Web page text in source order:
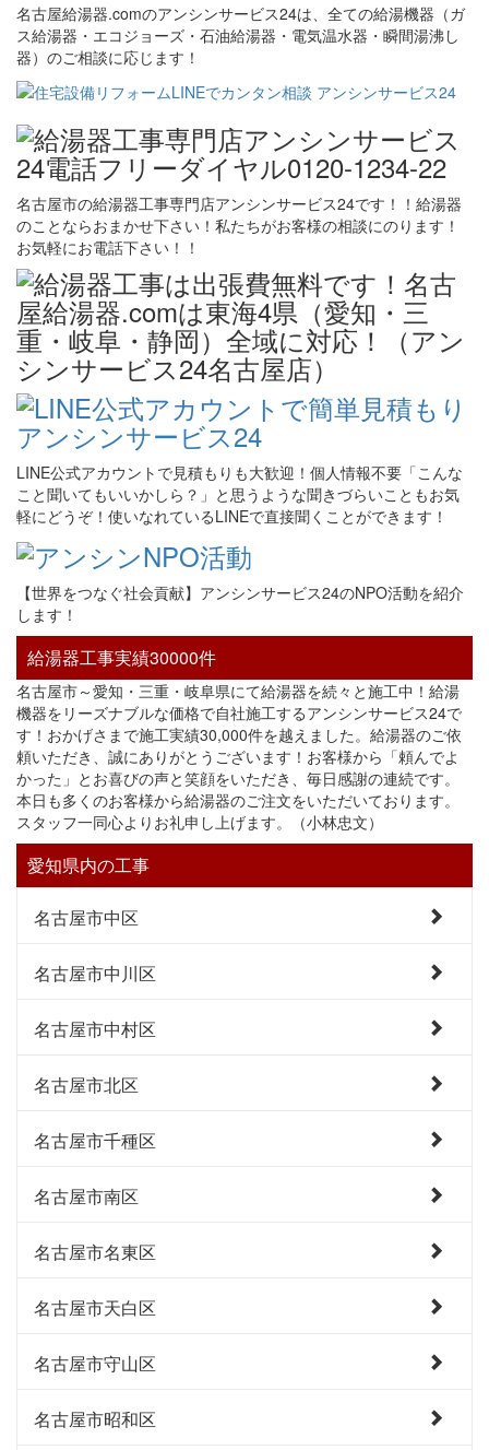
名古屋給湯器.comのアンシンサービス24は、全ての給湯機器（ガ
ス給湯器・エコジョーズ・石油給湯器・電気温水器・瞬間湯沸し
器）のご相談に応じます！
名古屋市の給湯器工事専門店アンシンサービス24です！！給湯器
のことならおまかせ下さい！私たちがお客様の相談にのります！
お気軽にお電話下さい！！
LINE公式アカウントで見積もりも大歓迎！個人情報不要「こんな
こと聞いてもいいかしら？」と思うような聞きづらいこともお気
軽にどうぞ！使いなれているLINEで直接聞くことができます！
【世界をつなぐ社会貢献】アンシンサービス24のNPO活動を紹介
します！
給湯器工事実績30000件
名古屋市～愛知・三重・岐阜県にて給湯器を続々と施工中！給湯
機器をリーズナブルな価格で自社施工するアンシンサービス24で
す！おかげさまで施工実績30,000件を越えました。給湯器のご依
頼いただき、誠にありがとうございます！お客様から「頼んでよ
かった」とお喜びの声と笑顔をいただき、毎日感謝の連続です。
本日も多くのお客様から給湯器のご注文をいただいております。
スタッフ一同心よりお礼申し上げます。（小林忠文）
愛知県内の工事
名古屋市中区
名古屋市中川区
名古屋市中村区
名古屋市北区
名古屋市千種区
名古屋市南区
名古屋市名東区
名古屋市天白区
名古屋市守山区
名古屋市昭和区